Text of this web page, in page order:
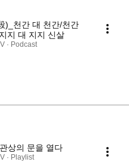
)_천간 대 천간/천간
지 대 지지 신살
· Podcast
상의 문을 열다
· Playlist